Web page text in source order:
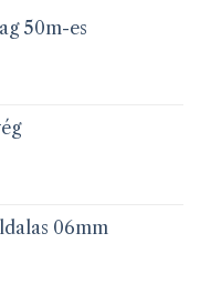
50m-es
Ft
06mm